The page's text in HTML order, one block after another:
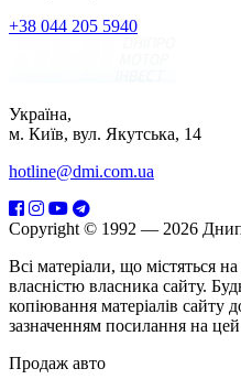
+38 044 205 5940
Україна,
м. Київ, вул. Якутська, 14
hotline@dmi.com.ua
Copyright © 1992 — 2026
Всі матеріали, що містяться
власністю власника сайту.
копіювання матеріалів сайту
зазначенням посилання на
Продаж авто